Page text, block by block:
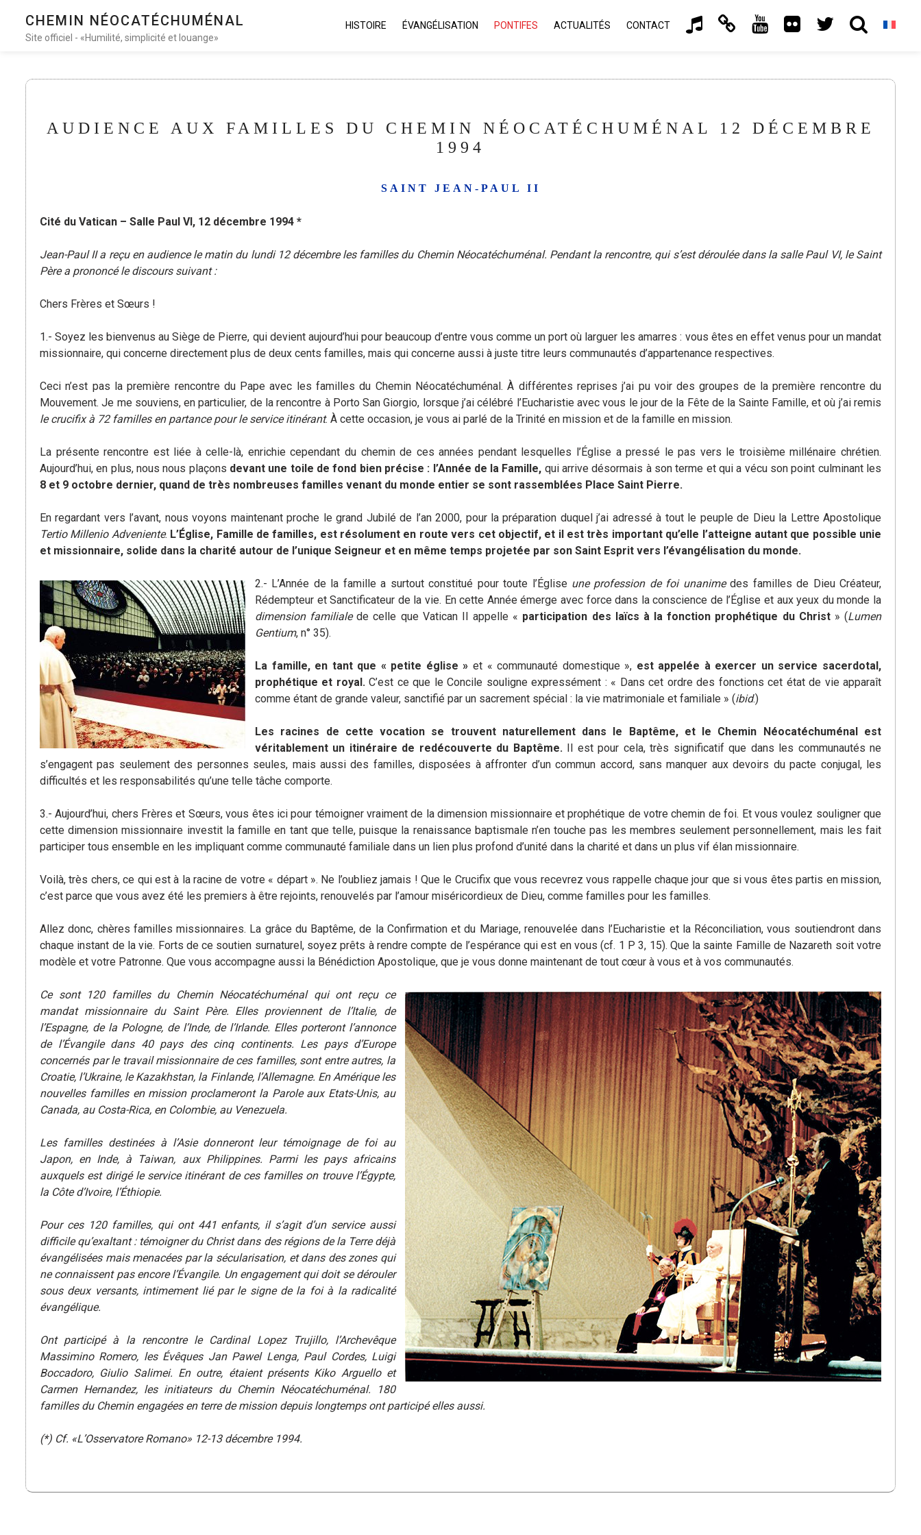
CHEMIN NÉOCATÉCHUMÉNAL
Site officiel - «Humilité, simplicité et louange»
HISTOIRE ÉVANGÉLISATION PONTIFES ACTUALITÉS CONTACT
AUDIENCE AUX FAMILLES DU CHEMIN NÉOCATÉCHUMÉNAL 12 DÉCEMBRE
1994
SAINT JEAN-PAUL II
Cité du Vatican – Salle Paul VI, 12 décembre 1994 *
Jean-Paul II a reçu en audience le matin du lundi 12 décembre les familles du Chemin Néocatéchuménal. Pendant la rencontre, qui s’est déroulée dans la salle Paul VI, le Saint
Père a prononcé le discours suivant :
Chers Frères et Sœurs !
1.- Soyez les bienvenus au Siège de Pierre, qui devient aujourd’hui pour beaucoup d’entre vous comme un port où larguer les amarres : vous êtes en effet venus pour un mandat
missionnaire, qui concerne directement plus de deux cents familles, mais qui concerne aussi à juste titre leurs communautés d’appartenance respectives.
Ceci n’est pas la première rencontre du Pape avec les familles du Chemin Néocatéchuménal. À différentes reprises j’ai pu voir des groupes de la première rencontre du
Mouvement. Je me souviens, en particulier, de la rencontre à Porto San Giorgio, lorsque j’ai célébré l’Eucharistie avec vous le jour de la Fête de la Sainte Famille, et où j’ai remis
le crucifix à 72 familles en partance pour le service itinérant. À cette occasion, je vous ai parlé de la Trinité en mission et de la famille en mission.
La présente rencontre est liée à celle-là, enrichie cependant du chemin de ces années pendant lesquelles l’Église a pressé le pas vers le troisième millénaire chrétien.
Aujourd’hui, en plus, nous nous plaçons devant une toile de fond bien précise : l’Année de la Famille, qui arrive désormais à son terme et qui a vécu son point culminant les
8 et 9 octobre dernier, quand de très nombreuses familles venant du monde entier se sont rassemblées Place Saint Pierre.
En regardant vers l’avant, nous voyons maintenant proche le grand Jubilé de l’an 2000, pour la préparation duquel j’ai adressé à tout le peuple de Dieu la Lettre Apostolique
Tertio Millenio Adveniente. L’Église, Famille de familles, est résolument en route vers cet objectif, et il est très important qu’elle l’atteigne autant que possible unie
et missionnaire, solide dans la charité autour de l’unique Seigneur et en même temps projetée par son Saint Esprit vers l’évangélisation du monde.
2.- L’Année de la famille a surtout constitué pour toute l’Église une profession de foi unanimedes familles de Dieu Créateur,
Rédempteur et Sanctificateur de la vie. En cette Année émerge avec force dans la conscience de l’Église et aux yeux du monde la
dimension familialede celle que Vatican II appelle « participation des laïcs à la fonction prophétique du Christ » (Lumen
Gentium, n° 35).
La famille, en tant que « petite église » et « communauté domestique », est appelée à exercer un service sacerdotal,
prophétique et royal.C’est ce que le Concile souligne expressément : « Dans cet ordre des fonctions cet état de vie apparaît
comme étant de grande valeur, sanctifié par un sacrement spécial : la vie matrimoniale et familiale » (ibid.)
Les racines de cette vocation se trouvent naturellement dans le Baptême, et le Chemin Néocatéchuménal est
véritablement un itinéraire de redécouverte du Baptême.
Il est pour cela, très significatif que dans les communautés ne
s’engagent pas seulement des personnes seules, mais aussi des familles, disposées à affronter d’un commun accord, sans manquer aux devoirs du pacte conjugal, les
difficultés et les responsabilités qu’une telle tâche comporte.
3.- Aujourd’hui, chers Frères et Sœurs, vous êtes ici pour témoigner vraiment de la dimension missionnaire et prophétique de votre chemin de foi. Et vous voulez souligner que
cette dimension missionnaire investit la famille en tant que telle, puisque la renaissance baptismale n’en touche pas les membres seulement personnellement, mais les fait
participer tous ensemble en les impliquant comme communauté familiale dans un lien plus profond d’unité dans la charité et dans un plus vif élan missionnaire.
Voilà, très chers, ce qui est à la racine de votre « départ ». Ne l’oubliez jamais ! Que le Crucifix que vous recevrez vous rappelle chaque jour que si vous êtes partis en mission,
c’est parce que vous avez été les premiers à être rejoints, renouvelés par l’amour miséricordieux de Dieu, comme familles pour les familles.
Allez donc, chères familles missionnaires. La grâce du Baptême, de la Confirmation et du Mariage, renouvelée dans l’Eucharistie et la Réconciliation, vous soutiendront dans
chaque instant de la vie. Forts de ce soutien surnaturel, soyez prêts à rendre compte de l’espérance qui est en vous (cf. 1 P 3, 15). Que la sainte Famille de Nazareth soit votre
modèle et votre Patronne. Que vous accompagne aussi la Bénédiction Apostolique, que je vous donne maintenant de tout cœur à vous et à vos communautés.
Ce sont 120 familles du Chemin Néocatéchuménal qui ont reçu ce
mandat missionnaire du Saint Père. Elles proviennent de l’Italie, de
l’Espagne, de la Pologne, de l’Inde, de l’Irlande. Elles porteront l’annonce
de l’Évangile dans 40 pays des cinq continents. Les pays d’Europe
concernés par le travail missionnaire de ces familles, sont entre autres, la
Croatie, l’Ukraine, le Kazakhstan, la Finlande, l’Allemagne. En Amérique les
nouvelles familles en mission proclameront la Parole aux Etats-Unis, au
Canada, au Costa-Rica, en Colombie, au Venezuela.
Les familles destinées à l’Asie donneront leur témoignage de foi au
Japon, en Inde, à Taiwan, aux Philippines. Parmi les pays africains
auxquels est dirigé le service itinérant de ces familles on trouve l’Égypte,
la Côte d’Ivoire, l’Éthiopie.
Pour ces 120 familles, qui ont 441 enfants, il s’agit d’un service aussi
difficile qu’exaltant : témoigner du Christ dans des régions de la Terre déjà
évangélisées mais menacées par la sécularisation, et dans des zones qui
ne connaissent pas encore l’Évangile. Un engagement qui doit se dérouler
sous deux versants, intimement lié par le signe de la foi à la radicalité
évangélique.
Ont participé à la rencontre le Cardinal Lopez Trujillo, l’Archevêque
Massimino Romero, les Évêques Jan Pawel Lenga, Paul Cordes, Luigi
Boccadoro, Giulio Salimei. En outre, étaient présents Kiko Arguello et
Carmen Hernandez, les initiateurs du Chemin Néocatéchuménal. 180
familles du Chemin engagées en terre de mission depuis longtemps ont participé elles aussi.
(*) Cf. «L’Osservatore Romano» 12-13 décembre 1994.